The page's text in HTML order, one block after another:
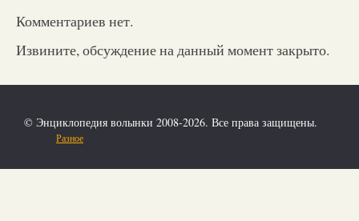
Комментариев нет.
Извините, обсуждение на данный момент закрыто.
© Энциклопедия волынки 2008-2026. Все права защищены.
Разное